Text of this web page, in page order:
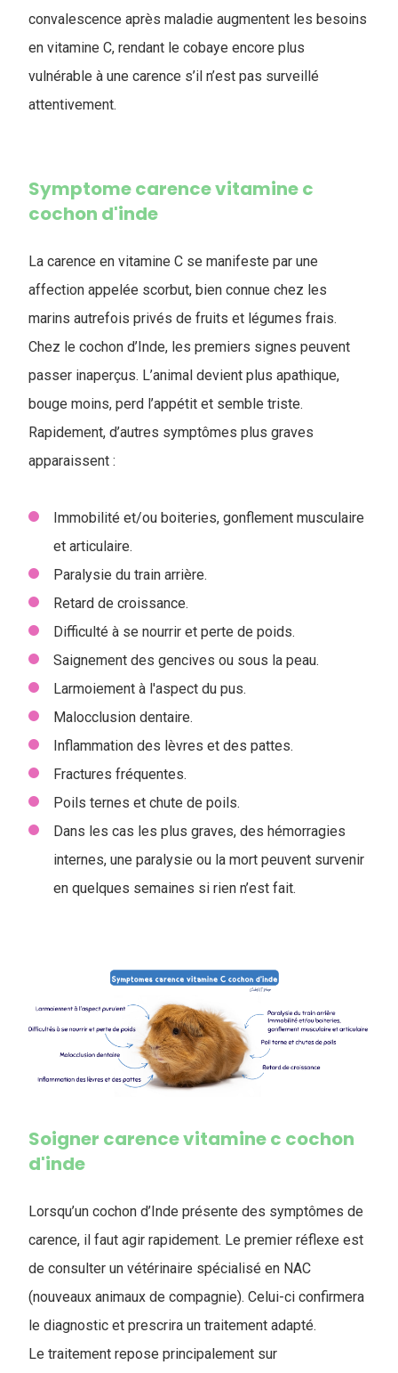
convalescence après maladie augmentent les besoins
en vitamine C, rendant le cobaye encore plus
vulnérable à une carence s’il n’est pas surveillé
attentivement.
Symptome carence vitamine c
cochon d'inde
La carence en vitamine C se manifeste par une
affection appelée scorbut, bien connue chez les
marins autrefois privés de fruits et légumes frais.
Chez le cochon d’Inde, les premiers signes peuvent
passer inaperçus. L’animal devient plus apathique,
bouge moins, perd l’appétit et semble triste.
Rapidement, d’autres symptômes plus graves
apparaissent :
Immobilité et/ou boiteries, gonflement musculaire
et articulaire.
Paralysie du train arrière.
Retard de croissance.
Difficulté à se nourrir et perte de poids.
Saignement des gencives ou sous la peau.
Larmoiement à l'aspect du pus.
Malocclusion dentaire.
Inflammation des lèvres et des pattes.
Fractures fréquentes.
Poils ternes et chute de poils.
Dans les cas les plus graves, des hémorragies
internes, une paralysie ou la mort peuvent survenir
en quelques semaines si rien n’est fait.
Soigner carence vitamine c cochon
d'inde
Lorsqu’un cochon d’Inde présente des symptômes de
carence, il faut agir rapidement. Le premier réflexe est
de consulter un vétérinaire spécialisé en NAC
(nouveaux animaux de compagnie). Celui-ci confirmera
le diagnostic et prescrira un traitement adapté.
Le traitement repose principalement sur